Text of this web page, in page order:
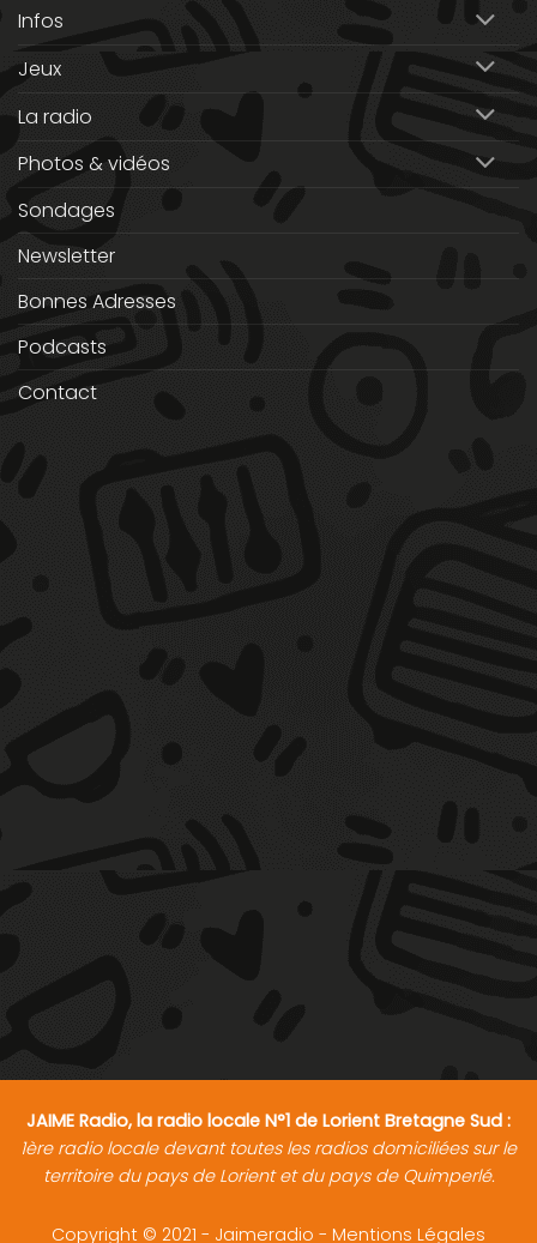
Infos
Jeux
La radio
Photos & vidéos
Sondages
Newsletter
Bonnes Adresses
Podcasts
Contact
JAIME Radio, la radio locale N°1 de Lorient Bretagne Sud :
1ère radio locale devant toutes les radios domiciliées sur le
territoire du pays de Lorient et du pays de Quimperlé.
Copyright © 2021 - Jaimeradio - Mentions Légales